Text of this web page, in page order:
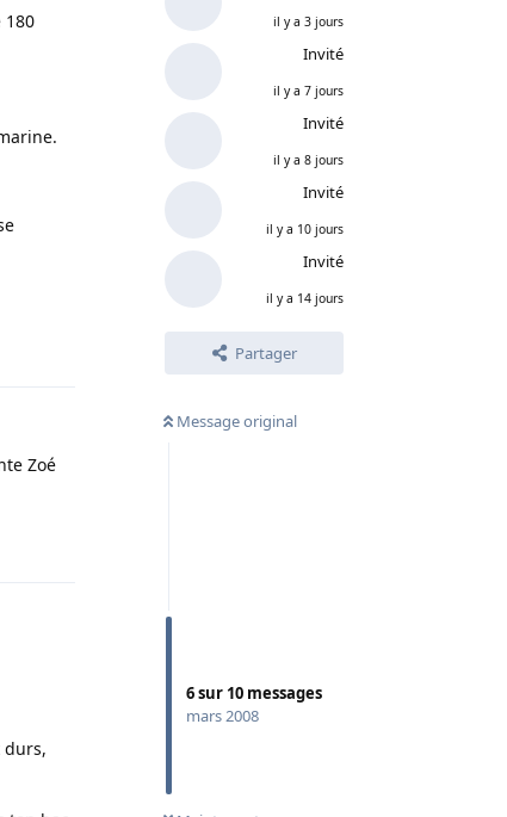
il y a 3 jours
Invité
il y a 7 jours
Invité
il y a 8 jours
Invité
il y a 10 jours
Invité
il y a 14 jours
Partager
Message original
6sur 10 messages
mars 2008
180
Zoé
durs,